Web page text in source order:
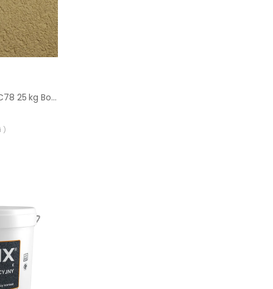
Tynk akrylowy BTA C78 25 kg Bolix
)